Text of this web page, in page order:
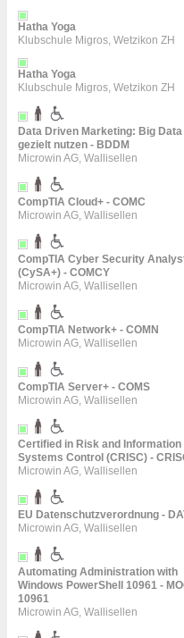
Hatha Yoga
Klubschule Migros, Wetzikon ZH
Hatha Yoga
Klubschule Migros, Wetzikon ZH
Data Driven Marketing: Big Data
gezielt nutzen - BDDM
Microwin AG, Wallisellen
CompTIA Cloud+ - COMC
Microwin AG, Wallisellen
CompTIA Cyber Security
(CySA+) - COMCY
Microwin AG, Wallisellen
CompTIA Network+ - COMN
Microwin AG, Wallisellen
CompTIA Server+ - COMS
Microwin AG, Wallisellen
Certified in Risk and Information
Systems Control (CRISC) -
Microwin AG, Wallisellen
EU Datenschutzverordnung -
Microwin AG, Wallisellen
Automating Administration with
Windows PowerShell 10961 -
10961
Microwin AG, Wallisellen